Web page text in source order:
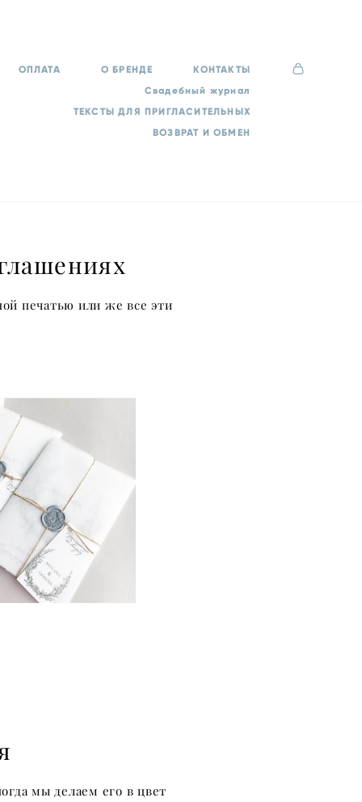
ОПЛАТА О БРЕНДЕ
КОНТАКТЫ
Свадебный журнал
ТЕКСТЫ ДЛЯ ПРИГЛАСИТЕЛЬНЫХ
ВОЗВРАТ И ОБМЕН
печатью или же все эти
мы делаем его в цвет